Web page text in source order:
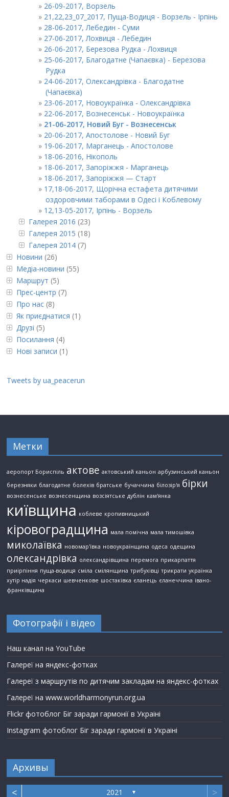
26-09-2017, Ворзель
21,22,23_07_2017, Пуща-Водиця - Ворзель - Ірпінь
28-06-2017, Лебедин - Суми
27-06-2017, Лохвиця - Лебедин
26-06-2017, Березова Рудка - Лохвиця
25-06-2017, Благодатне (Чапаєвка) - Березова
Рудка
24-06-2017, Олександрівка - Благодатне
(Чапаєвка)
23-06-2017, Новоукраїнка - Олександрівка
22-06-2017, Вознесенськ - Новоукраїнка
21-06-2017, Новий Буг - Вознесенськ
20-06-2017, Апостолове - Новий Буг
19-06-2017, Марганець - Апостолове
18-06-2016, Нікополь
18-06-2017, Запоріжжя - Марганець
18-06-2017, Запоріжжя — Старт
17,18-06-2017, Щорічна естафета дитячими
оздоровчими таборами в Одесі і Коблевому
12,13-05-2017, Iрпінь - Ворзель
Галерея 2016 (23)
Галерея 2015 (18)
Галерея 2014 (7)
Новини (26)
Медіа-новини (55)
Маршрут (5)
Прес-центр (7)
Про нас (8)
Як приєднатися (1)
Друзі (5)
Посилання (4)
Нові записи (1)
Tweets by ua_peacerun
Метки
аеропорт Бориспіль актове актовський каньон арбузинський каньон
березняки благодатне болехів братське бучаччина білозір'я бірки
вознесенське вознесенщина возсіятське дублін кам'янка
київщина коблеве кропивницький
кіровоградщина мала помічна мала тимошівка
миколаївка новомар'ївка новоукраїнщина одеса одещина
олександрівка олександрівщина перемога прикарпаття
приірпіння пуща-водиця сміла смілянщина трибухівці трикрати українка
хутір надія черкаси шевченкове шостаківка єланець єланеччина івано-
франківщина
Фотографії і відео
Наш канал на YouTube
Галереї на яндекс-фотках
Галереї з маршрутів по дитячим закладам на яндекс-фотках
Галереї на www.worldharmonyrun.org.ua
Flickr фотоблог Біг заради гармонії в Украіні
Instagram фотоблог Біг заради гармонії в Украіні
Архивы
< 2021 ▼ >